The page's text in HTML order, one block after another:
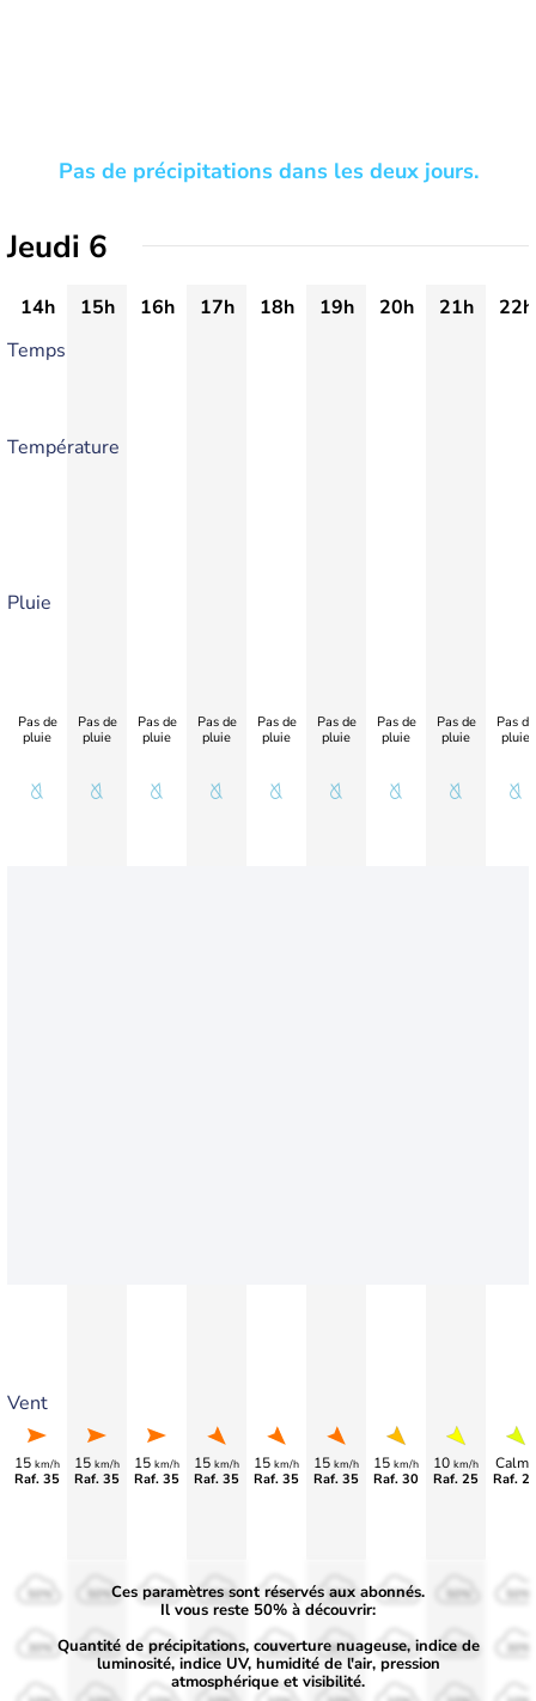
Pas de précipitations dans les deux jours.
Jeudi 6
14h 15h 16h 17h 18h 19h 20h 21h
22h
Temps
Température
Pluie
Vent
Pas de
pluie
15 km/h
Raf. 35
Pas de
pluie
15 km/h
Raf. 35
Pas de
pluie
15 km/h
Raf. 35
Pas de
pluie
15 km/h
Raf. 35
Pas de
pluie
15 km/h
Raf. 35
Pas de
pluie
15 km/h
Raf. 35
Pas de
pluie
15 km/h
Raf. 30
Pas de
pluie
10 km/h
Raf. 25
Pas de
pluie
Calme
Raf.
50%
30%
50%
30%
50%
30%
50%
30%
50%
30%
50%
30%
50%
30% 30% 30%
Ces paramètres sont réservés aux abonnés.
Il vous reste 50% à découvrir:
Quantité de précipitations, couverture nuageuse, indice de
luminosité, indice UV, humidité de l'air, pression
atmosphérique et visibilité.